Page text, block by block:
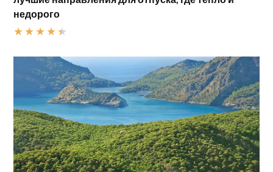
недорого
★★★★★